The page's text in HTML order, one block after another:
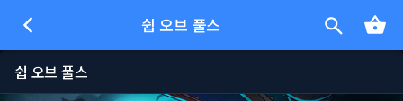
쉽 오브 풀스
쉽 오브 풀스